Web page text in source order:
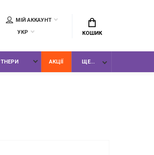
МІЙ АККАУНТ
УКР
КОШИК
АКЦІЇ ЩЕ...